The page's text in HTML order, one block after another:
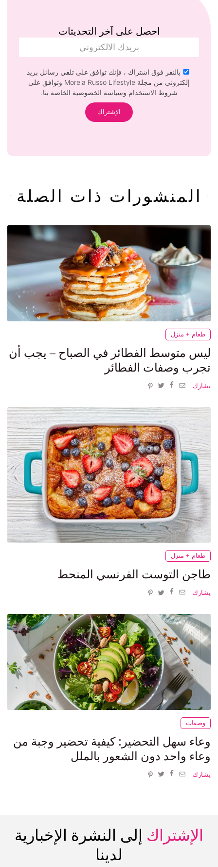
احصل على آخر التحديثات
بالنقر فوق اشتراك ، فإنك توافق على تلقي رسائل بريد
إلكتروني من مجلة Morela Russo Lifestyle وتوافق على
شروط الاستخدام وسياسة الخصوصية الخاصة بنا.
المنشورات ذات الصلة
طعام + منزل
ليس متوسط ​​الفطائر في الصباح – يجب أن
تجرب وصفات الفطائر
يشارك
طعام + منزل
طاجن التوست الفرنسي المنحط
يشارك
وصفات
وعاء سهل التحضير: كيفية تحضير وجبة من
وعاء واحد دون الشعور بالملل
يشارك
الإشتراك إلى النشرة الإخبارية
لدينا